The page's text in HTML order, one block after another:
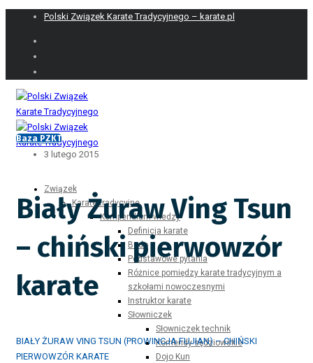
Polski Związek Karate Tradycyjnego – karate.pl
Baza PZKT
Związek
Karate tradycyjne
Kompendium wiedzy
Definicja karate
Budo
Podstawowe pytania
Różnice pomiędzy karate tradycyjnym a
szkołami nowoczesnymi
Instruktor karate
Słowniczek
Słowniczek technik
Komendy sędziowskie
Dojo Kun
3 lutego 2015
Biały Żuraw Ving Tsun
– chiński pierwowzór
karate
BIAŁY ŻURAW VING TSUN (PROWINCJA FUJIAN) – CHIŃSKI
PIERWOWZÓR KARATE